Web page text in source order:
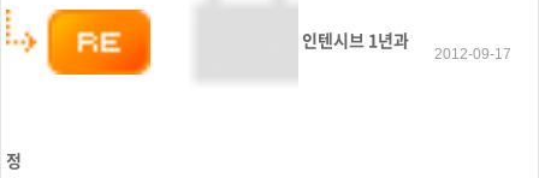
인텐시브 1년과
정
2012-09-17